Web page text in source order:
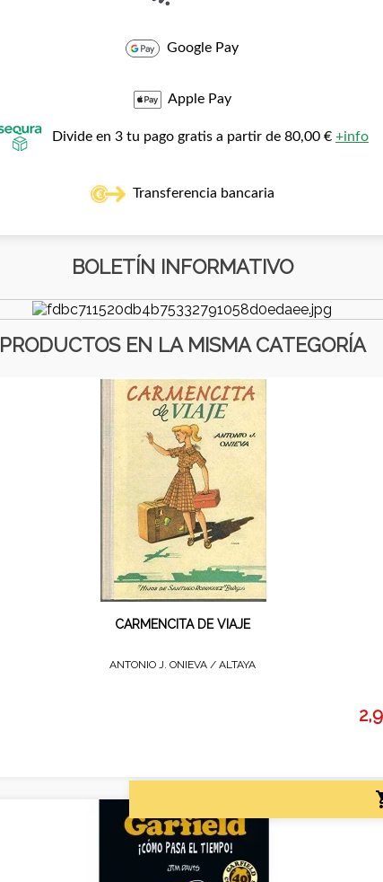
Google Pay
Apple Pay
Divide en 3 tu pago gratis a partir de 80,00 € +info
Transferencia bancaria
BOLETÍN INFORMATIVO
PRODUCTOS EN LA MISMA CATEGORÍA
CARMENCITA DE VIAJE
ANTONIO J. ONIEVA / ALTAYA